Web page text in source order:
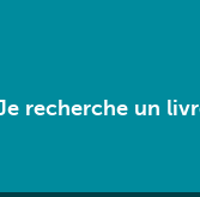
recherche un